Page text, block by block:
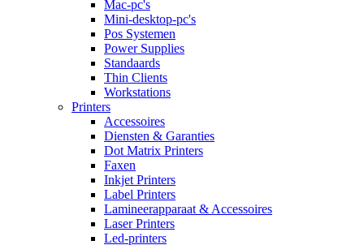
Mac-pc's
Mini-desktop-pc's
Pos Systemen
Power Supplies
Standaards
Thin Clients
Workstations
Printers
Accessoires
Diensten & Garanties
Dot Matrix Printers
Faxen
Inkjet Printers
Label Printers
Lamineerapparaat & Accessoires
Laser Printers
Led-printers